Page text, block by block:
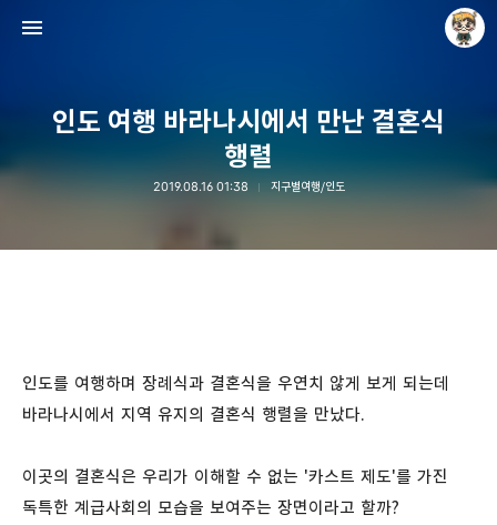
인도 여행 바라나시에서 만난 결혼식
행렬
2019.08.16 01:38 지구별여행/인도
인도를 여행하며 장례식과 결혼식을 우연치 않게 보게 되는데
바라나시에서 지역 유지의 결혼식 행렬을 만났다.
이곳의 결혼식은 우리가 이해할 수 없는 '카스트 제도'를 가진
독특한 계급사회의 모습을 보여주는 장면이라고 할까?
Raycat : Photo and Story